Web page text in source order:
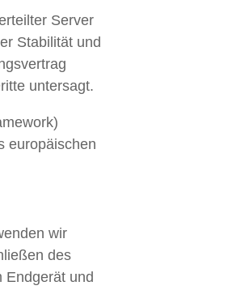
Server
Stabilität und
untersagt.
europäischen
wir
des
Endgerät und